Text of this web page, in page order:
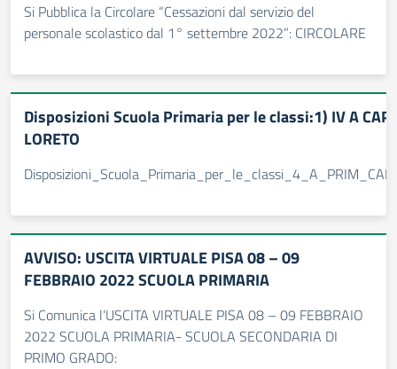
Si Pubblica la Circolare “Cessazioni dal servizio del
personale scolastico dal 1° settembre 2022”: CIRCOLARE
Disposizioni Scuola Primaria per le classi:1) IV A
LORETO
AVVISO: USCITA VIRTUALE PISA 08 – 09
FEBBRAIO 2022 SCUOLA PRIMARIA
Si Comunica l’USCITA VIRTUALE PISA 08 – 09 FEBBRAIO
2022 SCUOLA PRIMARIA- SCUOLA SECONDARIA DI
PRIMO GRADO: